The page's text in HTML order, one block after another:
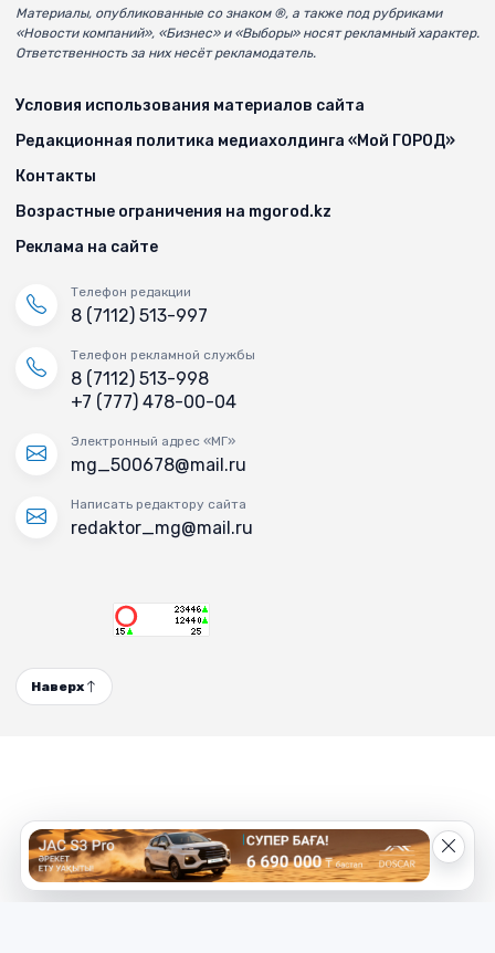
Материалы, опубликованные со знаком ®, а также под рубриками
«Новости компаний», «Бизнес» и «Выборы» носят рекламный характер.
Ответственность за них несёт рекламодатель.
Условия использования материалов сайта
Редакционная политика медиахолдинга «Мой ГОРОД»
Контакты
Возрастные ограничения на mgorod.kz
Реклама на сайте
Телефон редакции
8 (7112) 513-997
Телефон рекламной службы
8 (7112) 513-998
+7 (777) 478-00-04
Электронный адрес «МГ»
mg_500678@mail.ru
Написать редактору сайта
redaktor_mg@mail.ru
Наверх